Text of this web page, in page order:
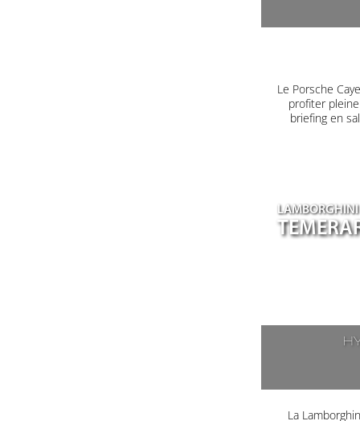
Le Porsche
profiter
briefing en
LAMBORGHINI
La